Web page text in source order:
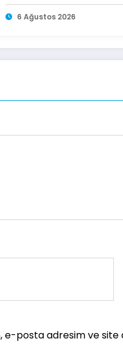
Ulaşamıyor
6 Ağustos 2026
e-posta adresim ve